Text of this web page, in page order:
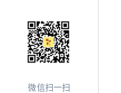
微信扫一扫